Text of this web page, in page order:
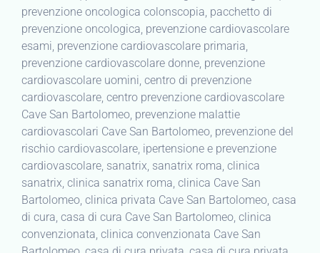
prevenzione oncologica colonscopia, pacchetto di
prevenzione oncologica, prevenzione cardiovascolare
esami, prevenzione cardiovascolare primaria,
prevenzione cardiovascolare donne, prevenzione
cardiovascolare uomini, centro di prevenzione
cardiovascolare, centro prevenzione cardiovascolare
Cave San Bartolomeo, prevenzione malattie
cardiovascolari Cave San Bartolomeo, prevenzione del
rischio cardiovascolare, ipertensione e prevenzione
cardiovascolare, sanatrix, sanatrix roma, clinica
sanatrix, clinica sanatrix roma, clinica Cave San
Bartolomeo, clinica privata Cave San Bartolomeo, casa
di cura, casa di cura Cave San Bartolomeo, clinica
convenzionata, clinica convenzionata Cave San